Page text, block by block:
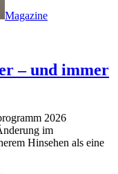
Magazine
– und immer
2026
im
Hinsehen als eine